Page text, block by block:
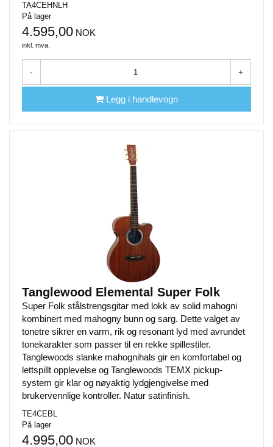
TA4CEHNLH
På lager
4.595,00 NOK
inkl. mva.
- +
Legg i handlevogn
Tanglewood Elemental Super Folk
Super Folk stålstrengsgitar med lokk av solid mahogni
kombinert med mahogny bunn og sarg. Dette valget av
tonetre sikrer en varm, rik og resonant lyd med avrundet
tonekarakter som passer til en rekke spillestiler.
Tanglewoods slanke mahognihals gir en komfortabel og
lettspillt opplevelse og Tanglewoods TEMX pickup-
system gir klar og nøyaktig lydgjengivelse med
brukervennlige kontroller. Natur satinfinish.
TE4CEBL
På lager
4.995,00 NOK